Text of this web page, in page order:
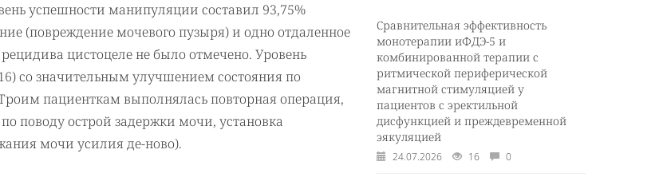
успешности манипуляции составил 93,75%
(повреждение мочевого пузыря) и одно отдаленное
цистоцеле не было отмечено. Уровень
со значительным улучшением состояния по
пациенткам выполнялась повторная операция,
поводу острой задержки мочи, установка
мочи усилия де-ново).
Сравнительная эффективность
монотерапии иФДЭ-5 и
комбинированной терапии с
ритмической периферической
магнитной стимуляцией у
пациентов с эректильной
дисфункцией и преждевременной
эякуляцией
24.07.2026 16 0